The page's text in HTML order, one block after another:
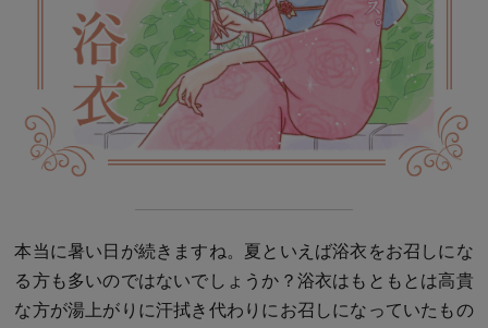
本当に暑い日が続きますね。夏といえば浴衣をお召しにな
る方も多いのではないでしょうか？浴衣はもともとは高貴
な方が湯上がりに汗拭き代わりにお召しになっていたもの